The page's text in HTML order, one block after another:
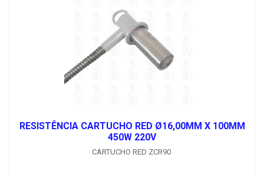
RESISTÊNCIA CARTUCHO RED Ø16,00MM X 100MM
450W 220V
CARTUCHO RED ZCR90